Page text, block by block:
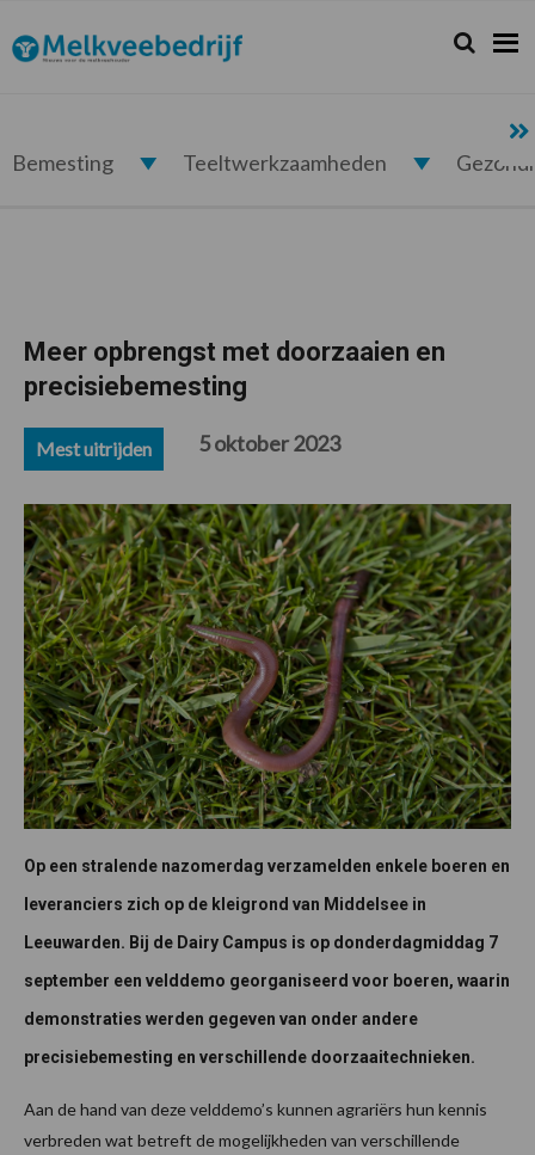
de
hoofdnavigatie
de
hoofd
de
eerste
de
voettekst
Melkveebedrijf.nl Zoeken...
Zoek
Bemesting Teeltwerkzaamheden
Meer opbrengst met doorzaaien en
precisiebemesting
Mest uitrijden 5 oktober 2023
Op een stralende nazomerdag verzamelden enkele boeren en
leveranciers zich op de kleigrond van Middelsee in
Leeuwarden. Bij de Dairy Campus is op donderdagmiddag 7
september een velddemo georganiseerd voor boeren, waarin
demonstraties werden gegeven van onder andere
precisiebemesting en verschillende doorzaaitechnieken.
Aan de hand van deze velddemo’s kunnen agrariërs hun kennis
verbreden wat betreft de mogelijkheden van verschillende